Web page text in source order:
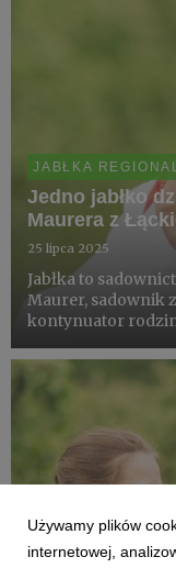
JABŁKA
Jedno jabłko
Maurera z
25 lipca 2025
Jabłka to
Maurer, sadownik
kontynuator
właściciel Tłoczni
powinniśmy nie
Używamy plików
internetowej,